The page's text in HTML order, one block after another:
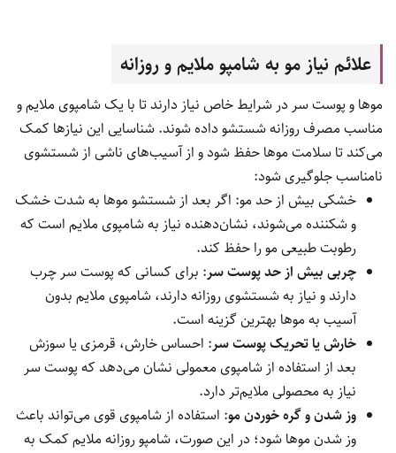
علائم نیاز مو به شامپو ملایم و روزانه
موها و پوست سر در شرایط خاص نیاز دارند تا با یک شامپوی ملایم و
مناسب مصرف روزانه شستشو داده شوند. شناسایی این نیازها کمک
می‌کند تا سلامت موها حفظ شود و از آسیب‌های ناشی از شستشوی
نامناسب جلوگیری شود:
خشکی بیش از حد مو: اگر بعد از شستشو موها به شدت خشک
و شکننده می‌شوند، نشان‌دهنده نیاز به شامپوی ملایم است که
رطوبت طبیعی مو را حفظ کند.
چربی بیش از حد پوست سر: برای کسانی که پوست سر چرب
دارند و نیاز به شستشوی روزانه دارند، شامپوی ملایم بدون
آسیب به موها بهترین گزینه است.
خارش یا تحریک پوست سر: احساس خارش، قرمزی یا سوزش
بعد از استفاده از شامپوی معمولی نشان می‌دهد که پوست سر
نیاز به محصولی ملایم‌تر دارد.
وز شدن و گره خوردن مو: استفاده از شامپوی قوی می‌تواند باعث
وز شدن موها شود؛ در این صورت، شامپو روزانه ملایم کمک به